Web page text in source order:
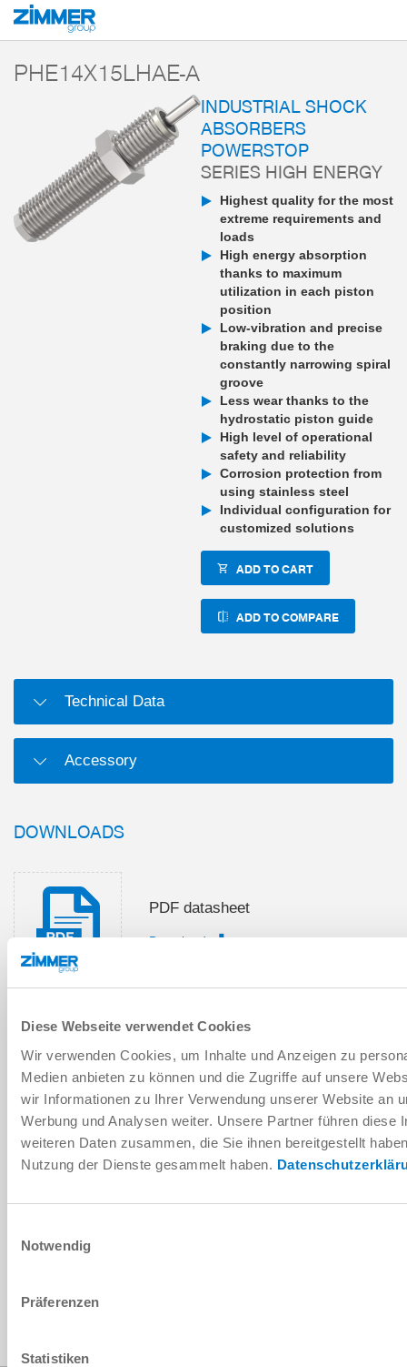
Diese Webseite verwendet Cookies
Wir verwenden Cookies, um Inhalte und Anzeigen zu
Medien anbieten zu können und die Zugriffe auf unsere
wir Informationen zu Ihrer Verwendung unserer Website an
Werbung und Analysen weiter. Unsere Partner führen diese
weiteren Daten zusammen, die Sie ihnen bereitgestellt
Nutzung der Dienste gesammelt haben.
Notwendig
Präferenzen
Statistiken
Start Products
PHE14X15LHAE-A
INDUSTRIAL SHOCK
ABSORBERS
POWERSTOP
SERIES HIGH ENERGY
Highest quality for the most
extreme requirements and
loads
High energy absorption
thanks to maximum
utilization in each piston
position
Low-vibration and precise
braking due to the
constantly narrowing spiral
groove
Less wear thanks to the
hydrostatic piston guide
High level of operational
safety and reliability
Corrosion protection from
using stainless steel
Individual configuration for
customized solutions
ADD TO CART
ADD TO COMPARE
Technical Data
Accessory
DOWNLOADS
PDF datasheet
Download
instructions
Download
Download CAD data